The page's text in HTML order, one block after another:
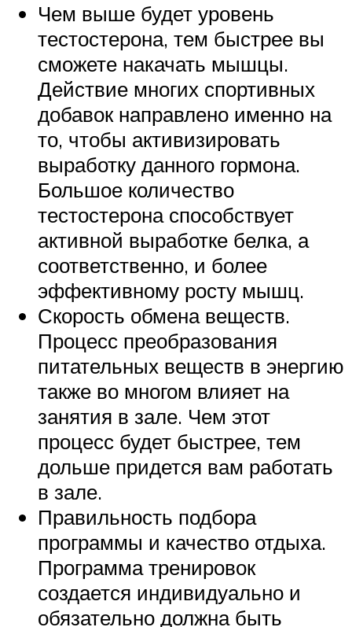
Чем выше будет уровень
тестостерона, тем быстрее вы
сможете накачать мышцы.
Действие многих спортивных
добавок направлено именно на
то, чтобы активизировать
выработку данного гормона.
Большое количество
тестостерона способствует
активной выработке белка, а
соответственно, и более
эффективному росту мышц.
Скорость обмена веществ.
Процесс преобразования
питательных веществ в энергию
также во многом влияет на
занятия в зале. Чем этот
процесс будет быстрее, тем
дольше придется вам работать
в зале.
Правильность подбора
программы и качество отдыха.
Программа тренировок
создается индивидуально и
обязательно должна быть